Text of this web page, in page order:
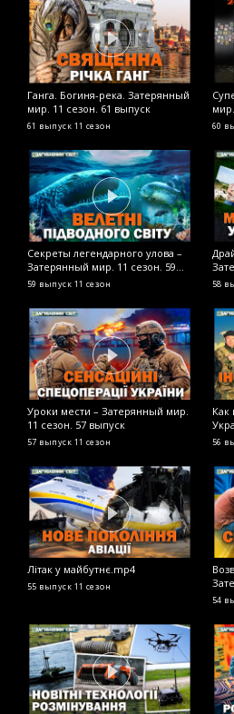
Ганга. Богиня-река. Затерянный
мир. 11 сезон. 61 выпуск
61 выпуск 11 сезон 60
Секреты легендарного улова –
Затерянный мир. 11 сезон. 59
выпуск
59 выпуск 11 сезон 58
Уроки мести – Затерянный мир.
11 сезон. 57 выпуск
57 выпуск 11 сезон 56
Літак у майбутнє.mp4
55 выпуск 11 сезон
54